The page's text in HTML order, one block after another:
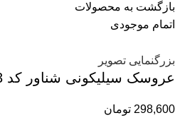
بازگشت به محصولات
اتمام موجودی
بزرگنمایی تصویر
عروسک سیلیکونی شناور کد 13
298,600 تومان